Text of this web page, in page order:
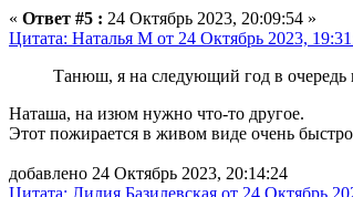
« Ответ #5 : 24 Октябрь 2023, 20:09:54 »
Цитата: Наталья М от 24 Октябрь 2023,
Танюш, я на следующий год в очередь
Наташа, на изюм нужно что-то другое.
Этот пожирается в живом виде очень
добавлено 24 Октябрь 2023, 20:14:24
Цитата: Лилия Базилевская от 24 Октябрь